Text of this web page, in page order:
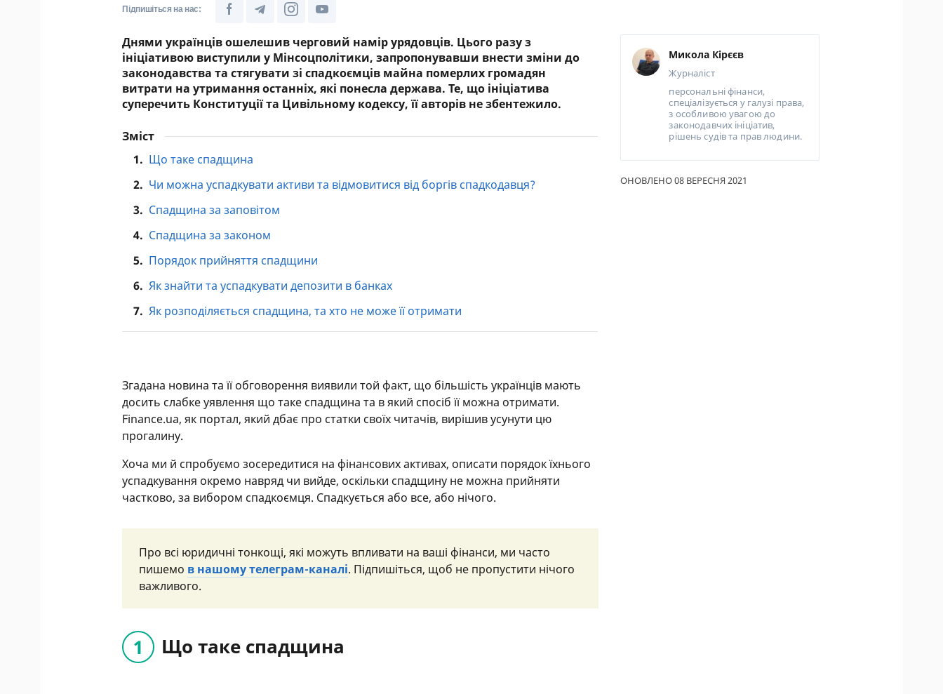
ЩОМІСЯЧНИЙ ОГЛЯД
КЕШБЕКУ
ПУТІВНИКИ ПО
СТРАХУВАННЮ
ВСІ СТРАХОВІ ПОЛІСИ
СТРАХОВІ КОМПАНІЇ
ВІДГУКИ ПРО СТРАХОВІ
ДОСТАВКА І ОПЛАТА
Підпишіться на нас:
Днями українців ошелешив черговий намір урядовців. Цього разу з
ініціативою виступили у Мінсоцполітики, запропонувавши внести зміни до
законодавства та стягувати зі спадкоємців майна померлих громадян
витрати на утримання останніх, які понесла держава. Те, що ініціатива
суперечить Конституції та Цивільному кодексу, її авторів не збентежило.
Зміст
1. Що таке спадщина
2. Чи можна успадкувати активи та відмовитися від боргів спадкодавця?
3. Спадщина за заповітом
4. Спадщина за законом
5. Порядок прийняття спадщини
6. Як знайти та успадкувати депозити в банках
7. Як розподіляється спадщина, та хто не може її отримати
Микола Кірєєв
Журналіст
персональні фінанси,
спеціалізується у галузі права,
з особливою увагою до
законодавчих ініціатив,
рішень судів та прав людини.
ОНОВЛЕНО 08 ВЕРЕСНЯ 2021
Згадана новина та її обговорення виявили той факт, що більшість українців мають
досить слабке уявлення що таке спадщина та в який спосіб її можна отримати.
Finance.ua, як портал, який дбає про статки своїх читачів, вирішив усунути цю
прогалину.
Хоча ми й спробуємо зосередитися на фінансових активах, описати порядок їхнього
успадкування окремо навряд чи вийде, оскільки спадщину не можна прийняти
частково, за вибором спадкоємця. Спадкується або все, або нічого.
Про всі юридичні тонкощі, які можуть впливати на ваші фінанси, ми часто
пишемо в нашому телеграм-каналі. Підпишіться, щоб не пропустити нічого
важливого.
Що таке спадщина